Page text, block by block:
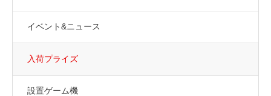
イベント&ニュース
入荷プライズ
設置ゲーム機